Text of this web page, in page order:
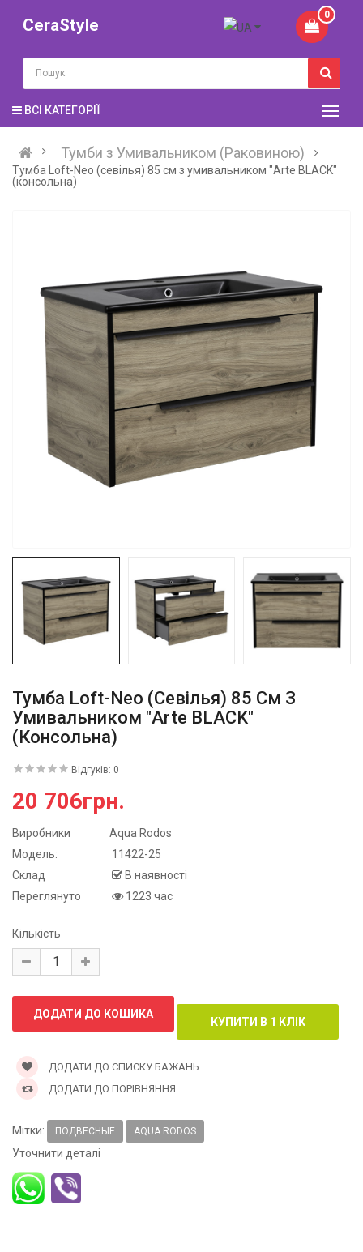
CeraStyle
0
ВСІ КАТЕГОРІЇ
Тумби з Умивальником (Раковиною)
Тумба Loft-Neo (севілья) 85 см з умивальником "Arte BLACK"
(консольна)
Тумба Loft-Neo (севілья) 85 См З
Умивальником "Arte BLACK"
(консольна)
Відгуків: 0
20 706грн.
Виробники
Aqua Rodos
Модель:
11422-25
Склад
В наявності
Переглянуто
1223 час
Кількість
ДОДАТИ ДО СПИСКУ БАЖАНЬ
ДОДАТИ ДО ПОРІВНЯННЯ
Мітки: ПОДВЕСНЫЕ AQUA RODOS
Уточнити деталі